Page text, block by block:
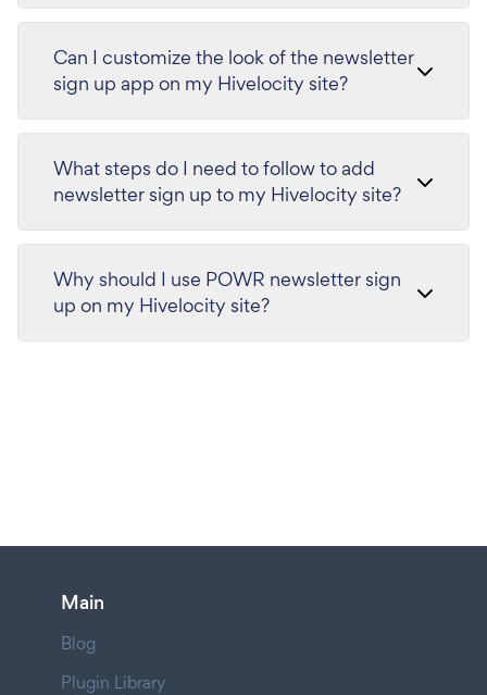
Can I customize the look of the newsletter
sign up app on my Hivelocity site?
What steps do I need to follow to add
newsletter sign up to my Hivelocity site?
Why should I use POWR newsletter sign
up on my Hivelocity site?
Main
Blog
Plugin Library